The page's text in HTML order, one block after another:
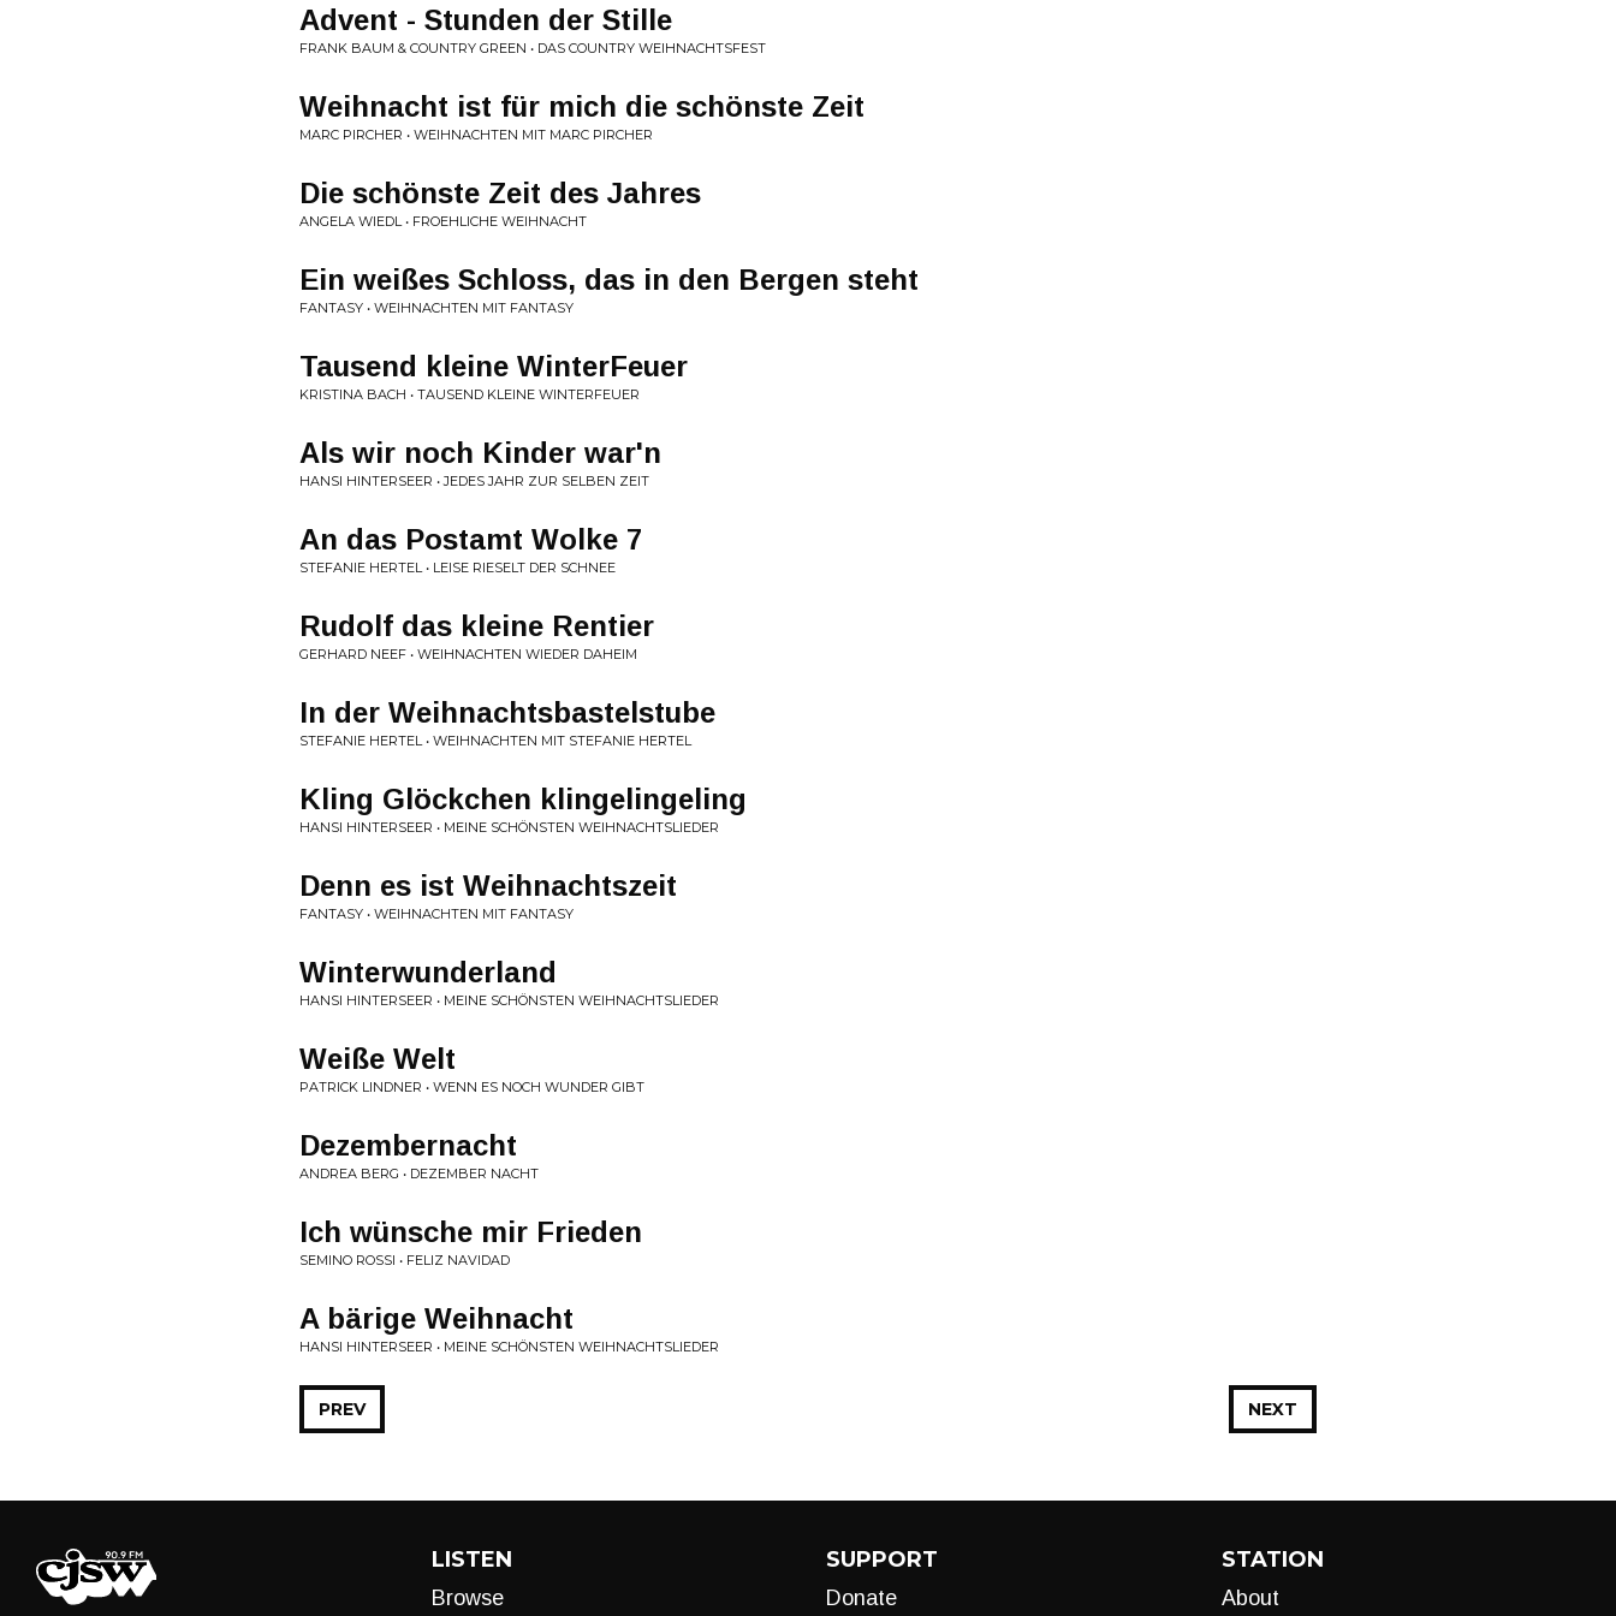
Advent - Stunden der Stille
FRANK BAUM & COUNTRY GREEN • DAS COUNTRY WEIHNACHTSFEST
Weihnacht ist für mich die schönste Zeit
MARC PIRCHER • WEIHNACHTEN MIT MARC PIRCHER
Die schönste Zeit des Jahres
ANGELA WIEDL • FROEHLICHE WEIHNACHT
Ein weißes Schloss, das in den Bergen steht
FANTASY • WEIHNACHTEN MIT FANTASY
Tausend kleine WinterFeuer
KRISTINA BACH • TAUSEND KLEINE WINTERFEUER
Als wir noch Kinder war'n
HANSI HINTERSEER • JEDES JAHR ZUR SELBEN ZEIT
An das Postamt Wolke 7
STEFANIE HERTEL • LEISE RIESELT DER SCHNEE
Rudolf das kleine Rentier
GERHARD NEEF • WEIHNACHTEN WIEDER DAHEIM
In der Weihnachtsbastelstube
STEFANIE HERTEL • WEIHNACHTEN MIT STEFANIE HERTEL
Kling Glöckchen klingelingeling
HANSI HINTERSEER • MEINE SCHÖNSTEN WEIHNACHTSLIEDER
Denn es ist Weihnachtszeit
FANTASY • WEIHNACHTEN MIT FANTASY
Winterwunderland
HANSI HINTERSEER • MEINE SCHÖNSTEN WEIHNACHTSLIEDER
Weiße Welt
PATRICK LINDNER • WENN ES NOCH WUNDER GIBT
Dezembernacht
ANDREA BERG • DEZEMBER NACHT
Ich wünsche mir Frieden
SEMINO ROSSI • FELIZ NAVIDAD
A bärige Weihnacht
HANSI HINTERSEER • MEINE SCHÖNSTEN WEIHNACHTSLIEDER
NEXT
PREV
LISTEN
Browse
SUPPORT
Donate
STATION
About